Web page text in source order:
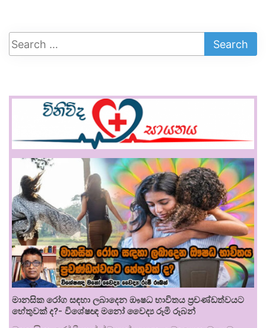
මානසික රෝග සඳහා ලබාදෙන ඖෂධ භාවිතය ප්‍රචණ්ඩත්වයට
හේතුවක් ද?- විශේෂඥ මනෝ වෛද්‍ය රූමි රූබන්